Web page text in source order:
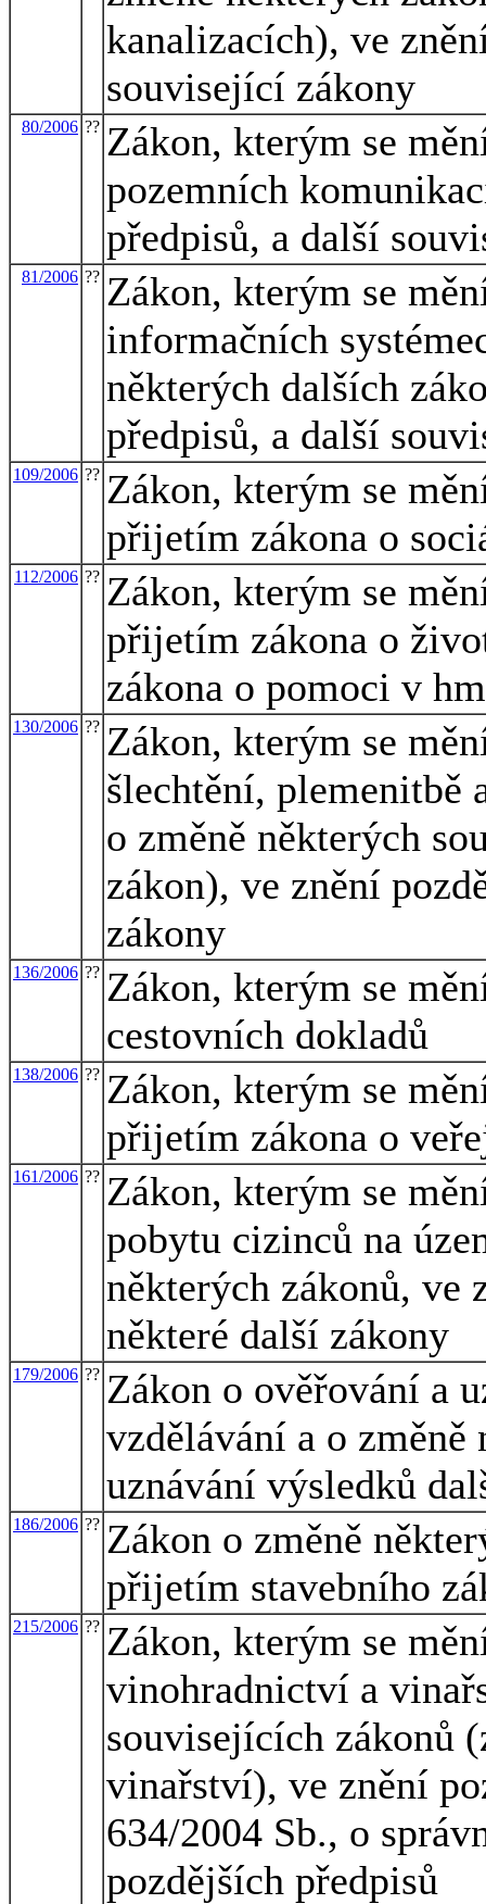
kanalizacích), ve
související zákony
80/2006 ?? Zákon, kterým se
pozemních
předpisů, a další
81/2006 ?? Zákon, kterým se
informačních
některých dalších
předpisů, a další
109/2006 ?? Zákon, kterým se
přijetím zákona o
112/2006 ?? Zákon, kterým se
přijetím zákona o
zákona o pomoci v
130/2006 ?? Zákon, kterým se
šlechtění, plemenitbě
o změně některých
zákon), ve znění
zákony
136/2006 ?? Zákon, kterým se
cestovních dokladů
138/2006 ?? Zákon, kterým se
přijetím zákona o
161/2006 ?? Zákon, kterým se
pobytu cizinců na
některých zákonů, ve
některé další zákony
179/2006 ?? Zákon o ověřování a
vzdělávání a o změně
uznávání výsledků
186/2006 ?? Zákon o změně
přijetím stavebního
215/2006 ?? Zákon, kterým se
vinohradnictví a
souvisejících zákonů
vinařství), ve znění
634/2004 Sb., o
pozdějších předpisů